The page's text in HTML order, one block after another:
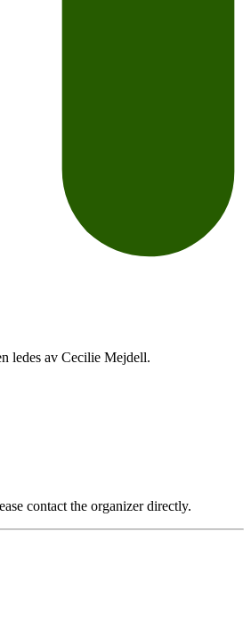
ledes av Cecilie Mejdell.
contact the organizer directly.